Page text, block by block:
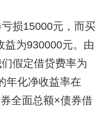
损15000元，而买
益为930000元。由
假定借贷费率为
年化净收益率在
全面总额×债券借